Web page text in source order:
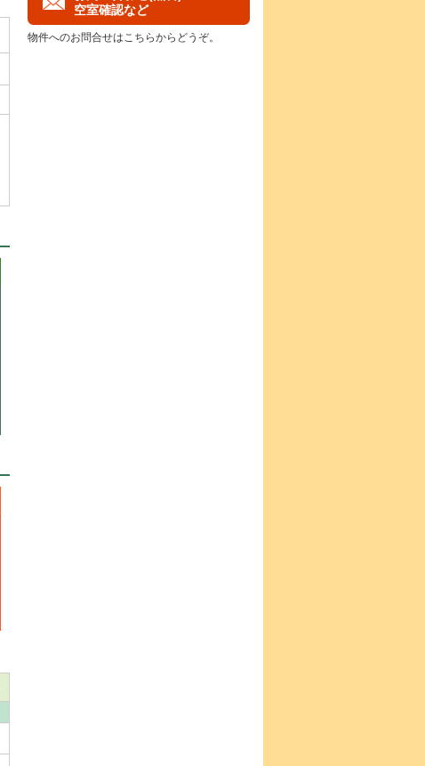
空室確認など
物件へのお問合せはこちらからどうぞ。